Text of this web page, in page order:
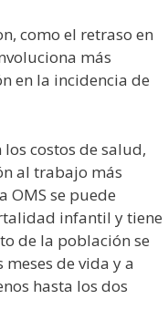
como el retraso en
más
en la incidencia de
costos de salud,
al trabajo más
se puede
infantil y tiene
de la población se
de vida y a
hasta los dos